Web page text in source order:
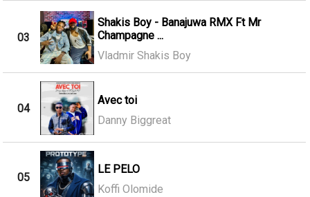
03
Shakis Boy - Banajuwa RMX Ft Mr
Champagne ...
Vladmir Shakis Boy
04
Avec toi
Danny Biggreat
05
LE PELO
Koffi Olomide